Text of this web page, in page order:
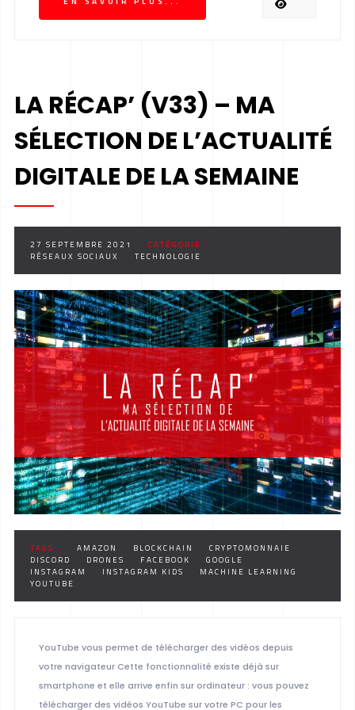
LA RÉCAP’ (V33) – MA
SÉLECTION DE L’ACTUALITÉ
DIGITALE DE LA SEMAINE
27 SEPTEMBRE 2021
CATÉGORIE :
RÉSEAUX SOCIAUX
TECHNOLOGIE
TAGS : AMAZON BLOCKCHAIN
CRYPTOMONNAIE
DISCORD
DRONES FACEBOOK
GOOGLE
INSTAGRAM
INSTAGRAM KIDS
MACHINE LEARNING
YOUTUBE
YouTube vous permet de télécharger des vidéos depuis
votre navigateur Cette fonctionnalité existe déjà sur
smartphone et elle arrive enfin sur ordinateur : vous pouvez
télécharger des vidéos YouTube sur votre PC pour les